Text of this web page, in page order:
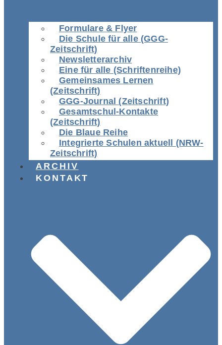
Formulare & Flyer
Die Schule für alle (GGG-
Zeitschrift)
Newsletterarchiv
Eine für alle (Schriftenreihe)
Gemeinsames Lernen
(Zeitschrift)
GGG-Journal (Zeitschrift)
Gesamtschul-Kontakte
(Zeitschrift)
Die Blaue Reihe
Integrierte Schulen aktuell (NRW-
Zeitschrift)
ARCHIV
KONTAKT